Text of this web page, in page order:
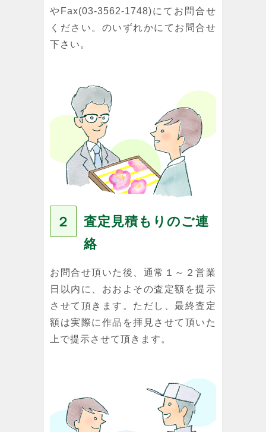
やFax(03-3562-1748)にてお問合せ
ください。のいずれかにてお問合せ
下さい。
２
査定見積もりのご連
絡
お問合せ頂いた後、通常１～２営業
日以内に、おおよその査定額を提示
させて頂きます。ただし、最終査定
額は実際に作品を拝見させて頂いた
上で提示させて頂きます。